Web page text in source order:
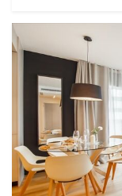
pensado para que
ubicación es
transporte
de Barcelona a
e21, 501), la
Además, estarás
Westfield La
shopping, con
prefieres la
verdes como el
Vella y el Parque